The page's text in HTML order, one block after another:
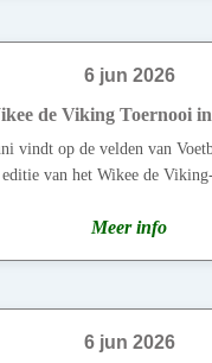
6 jun 2026
de Viking Toernooi
vindt op de velden van
editie van het Wikee de
Meer info
6 jun 2026